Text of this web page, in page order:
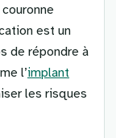
est un
de répondre à
l’implant
les risques